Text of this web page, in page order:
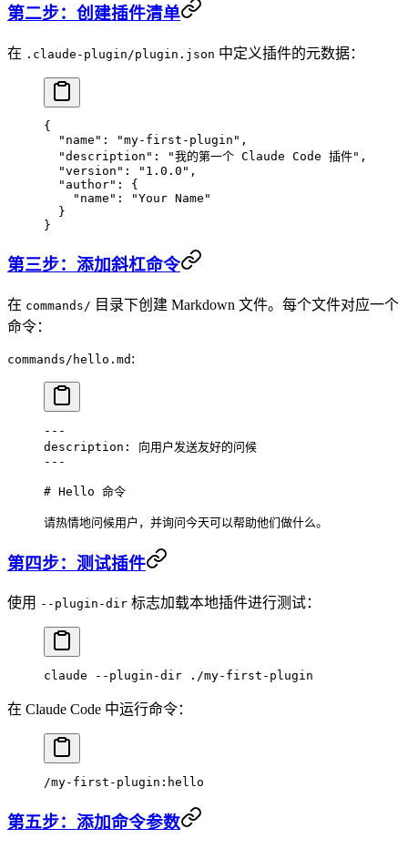
第二步：创建插件清单
在 .claude-plugin/plugin.json 中定义插件的元数据：
{
  "name"
: "my-first-plugin" ,
  "description"
: "我的第一个 Claude Code 插件" ,
  "version"
: "1.0.0" ,
  "author"
: {
    "name"
:
"Your Name"
  }
}
第三步：添加斜杠命令
在 commands/ 目录下创建 Markdown 文件。每个文件对应一个
命令：
commands/hello.md :
---
description : 向用户发送友好的问候
---
# Hello 命令
请热情地问候用户，并询问今天可以帮助他们做什么。
第四步：测试插件
使用 --plugin-dir 标志加载本地插件进行测试：
claude --plugin-dir ./my-first-plugin
在 Claude Code 中运行命令：
/my-first-plugin:hello
第五步：添加命令参数